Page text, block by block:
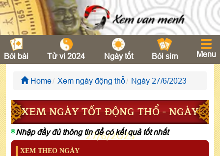
Bói bài Tử vi 2024 Ngày tốt Bói sim Menu
Home Xem ngày động thổ Ngày 27/6/2023
XEM NGÀY TỐT ĐỘNG THỔ - NGÀY
27/6/2023
Nhập đầy đủ thông tin để có kết quả tốt nhất
XEM THEO NGÀY